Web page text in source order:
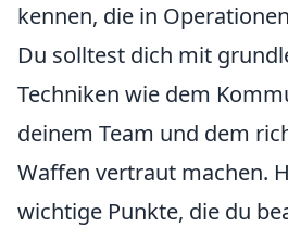
kennen, die in
Du solltest dich mit
Techniken wie dem
deinem Team und dem
Waffen vertraut machen.
wichtige Punkte, die du